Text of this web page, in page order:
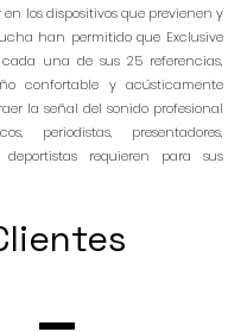
los dispositivos que previenen y
han permitido que Exclusive
una de sus 25 referencias,
confortable y acústicamente
la señal del sonido profesional
periodistas, presentadores,
deportistas requieren para sus